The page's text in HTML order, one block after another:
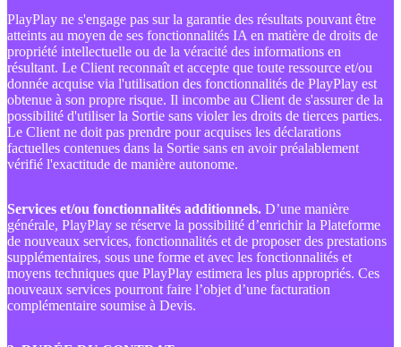
PlayPlay ne s'engage pas sur la garantie des résultats pouvant être
atteints au moyen de ses fonctionnalités IA en matière de droits de
propriété intellectuelle ou de la véracité des informations en
résultant. Le Client reconnaît et accepte que toute ressource et/ou
donnée acquise via l'utilisation des fonctionnalités de PlayPlay est
obtenue à son propre risque. Il incombe au Client de s'assurer de la
possibilité d'utiliser la Sortie sans violer les droits de tierces parties.
Le Client ne doit pas prendre pour acquises les déclarations
factuelles contenues dans la Sortie sans en avoir préalablement
vérifié l'exactitude de manière autonome.
Services et/ou fonctionnalités additionnels. D’une manière
générale, PlayPlay se réserve la possibilité d’enrichir la Plateforme
de nouveaux services, fonctionnalités et de proposer des prestations
supplémentaires, sous une forme et avec les fonctionnalités et
moyens techniques que PlayPlay estimera les plus appropriés. Ces
nouveaux services pourront faire l’objet d’une facturation
complémentaire soumise à Devis.